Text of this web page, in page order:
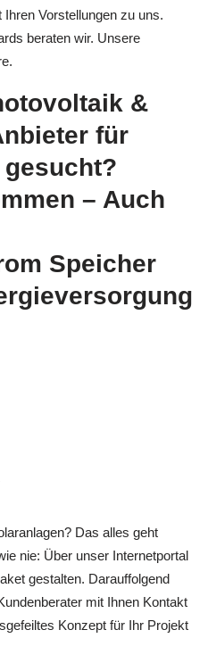
Vorstellungen zu uns.
beraten wir. Unsere
&
für
– Auch
Speicher
Das alles geht
nie: Über unser Internetportal
gestalten. Darauffolgend
mit Ihnen Kontakt
Konzept für Ihr Projekt